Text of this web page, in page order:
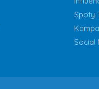
Spoty
Social